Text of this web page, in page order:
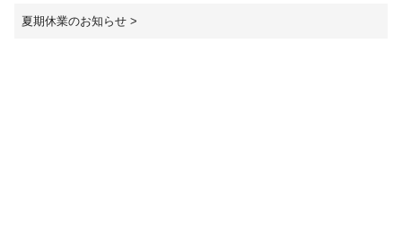
夏期休業のお知らせ >